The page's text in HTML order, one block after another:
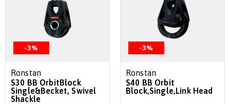
-3%
Ronstan
S30 BB OrbitBlock
Single&Becket, Swivel
Shackle
-3%
Ronstan
S40 BB Orbit
Block,Single,Link Head